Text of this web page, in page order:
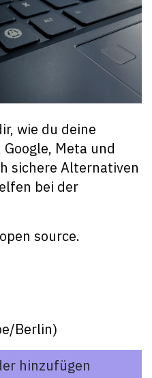
wie du deine
Meta und
sichere Alternativen
bei der
source.
Berlin)
hinzufügen